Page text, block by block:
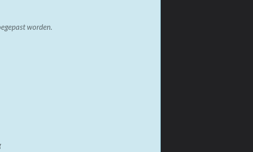
worden.